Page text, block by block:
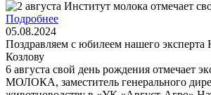
Подробнее
05.08.2024
Поздравляем с юбилеем нашего
Козлову
6 августа свой день рождения
МОЛОКА, заместитель генерального